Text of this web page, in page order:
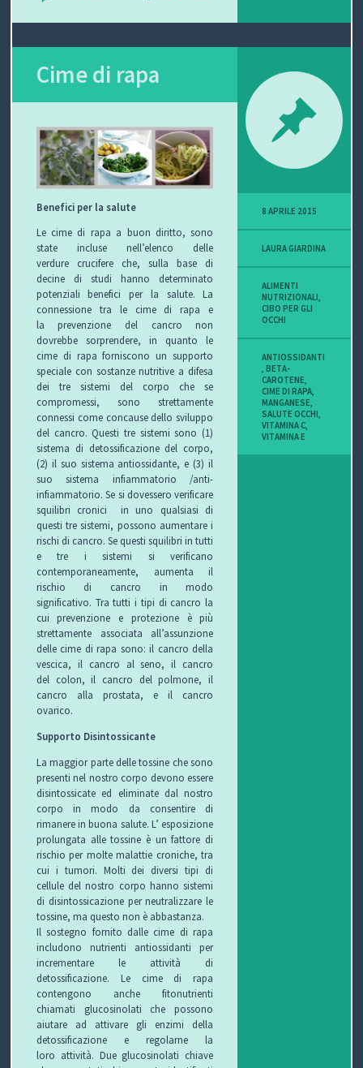
Cime di rapa
Benefici per la salute
Le cime di rapa a buon diritto, sono
state incluse nell’elenco delle
verdure crucifere che, sulla base di
decine di studi hanno determinato
potenziali benefici per la salute. La
connessione tra le cime di rapa e
la prevenzione del cancro non
dovrebbe sorprendere, in quanto le
cime di rapa forniscono un supporto
speciale con sostanze nutritive a difesa
dei tre sistemi del corpo che se
compromessi, sono strettamente
connessi come concause dello sviluppo
del cancro. Questi tre sistemi sono (1)
sistema di detossificazione del corpo,
(2) il suo sistema antiossidante, e (3) il
suo sistema infiammatorio /anti-
infiammatorio. Se si dovessero verificare
squilibri cronici in uno qualsiasi di
questi tre sistemi, possono aumentare i
rischi di cancro. Se questi squilibri in tutti
e tre i sistemi si verificano
contemporaneamente, aumenta il
rischio di cancro in modo
significativo. Tra tutti i tipi di cancro la
cui prevenzione e protezione è più
strettamente associata all’assunzione
delle cime di rapa sono: il cancro della
vescica, il cancro al seno, il cancro
del colon, il cancro del polmone, il
cancro alla prostata, e il cancro
ovarico.
Supporto Disintossicante
La maggior parte delle tossine che sono
presenti nel nostro corpo devono essere
disintossicate ed eliminate dal nostro
corpo in modo da consentire di
rimanere in buona salute. L’ esposizione
prolungata alle tossine è un fattore di
rischio per molte malattie croniche, tra
cui i tumori. Molti dei diversi tipi di
cellule del nostro corpo hanno sistemi
di disintossicazione per neutralizzare le
tossine, ma questo non è abbastanza.
Il sostegno fornito dalle cime di rapa
includono nutrienti antiossidanti per
incrementare le attività di
detossificazione. Le cime di rapa
contengono anche fitonutrienti
chiamati glucosinolati che possono
aiutare ad attivare gli enzimi della
detossificazione e regolarne la
loro attività. Due glucosinolati chiave
8 APRILE 2015
LAURA GIARDINA
ALIMENTI
NUTRIZIONALI,
CIBO PER GLI
OCCHI
ANTIOSSIDANTI
,BETA-
CAROTENE,
CIME DI RAPA,
MANGANESE,
SALUTE OCCHI,
VITAMINA C,
VITAMINA E